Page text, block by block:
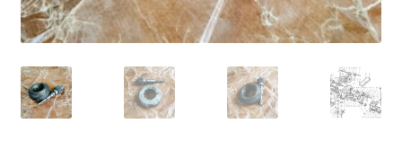
Způsoby úhrady
O nás